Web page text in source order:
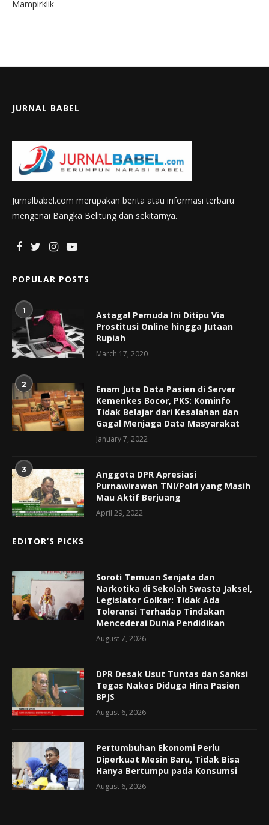
Mampirklik
JURNAL BABEL
Jurnalbabel.com merupakan berita atau informasi terbaru
mengenai Bangka Belitung dan sekitarnya.
POPULAR POSTS
1
Astaga! Pemuda Ini Ditipu Via
Prostitusi Online hingga Jutaan
Rupiah
March 17, 2020
2
Enam Juta Data Pasien di Server
Kemenkes Bocor, PKS: Kominfo
Tidak Belajar dari Kesalahan dan
Gagal Menjaga Data Masyarakat
January 7, 2022
3
Anggota DPR Apresiasi
Purnawirawan TNI/Polri yang Masih
Mau Aktif Berjuang
April 29, 2022
EDITOR’S PICKS
Soroti Temuan Senjata dan
Narkotika di Sekolah Swasta Jaksel,
Legislator Golkar: Tidak Ada
Toleransi Terhadap Tindakan
Mencederai Dunia Pendidikan
August 7, 2026
DPR Desak Usut Tuntas dan Sanksi
Tegas Nakes Diduga Hina Pasien
BPJS
August 6, 2026
Pertumbuhan Ekonomi Perlu
Diperkuat Mesin Baru, Tidak Bisa
Hanya Bertumpu pada Konsumsi
August 6, 2026